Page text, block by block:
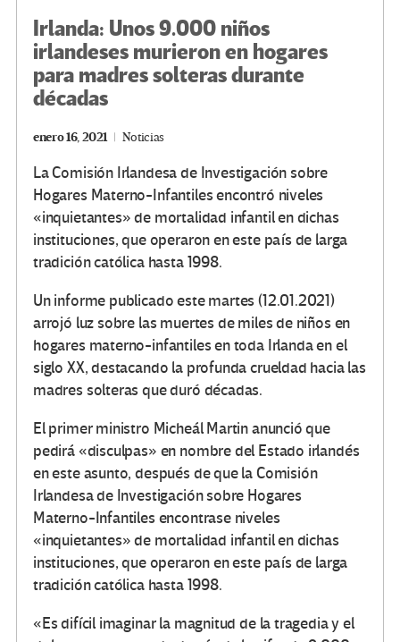
Irlanda: Unos 9.000 niños
irlandeses murieron en hogares
para madres solteras durante
décadas
enero 16, 2021 Noticias
La Comisión Irlandesa de Investigación sobre
Hogares Materno-Infantiles encontró niveles
«inquietantes» de mortalidad infantil en dichas
instituciones, que operaron en este país de larga
tradición católica hasta 1998.
Un informe publicado este martes (12.01.2021)
arrojó luz sobre las muertes de miles de niños en
hogares materno-infantiles en toda Irlanda en el
siglo XX, destacando la profunda crueldad hacia las
madres solteras que duró décadas.
El primer ministro Micheál Martin anunció que
pedirá «disculpas» en nombre del Estado irlandés
en este asunto, después de que la Comisión
Irlandesa de Investigación sobre Hogares
Materno-Infantiles encontrase niveles
«inquietantes» de mortalidad infantil en dichas
instituciones, que operaron en este país de larga
tradición católica hasta 1998.
«Es difícil imaginar la magnitud de la tragedia y el